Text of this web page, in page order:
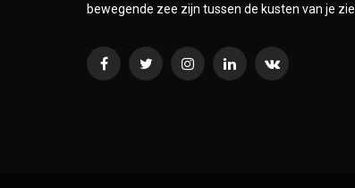
bewegende zee zijn tussen de kusten van je ziel.
FacebookTwitterInstagramLinkedInVKontakte